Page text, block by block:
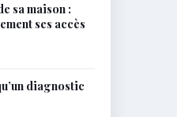
sa maison :
ses accès
diagnostic